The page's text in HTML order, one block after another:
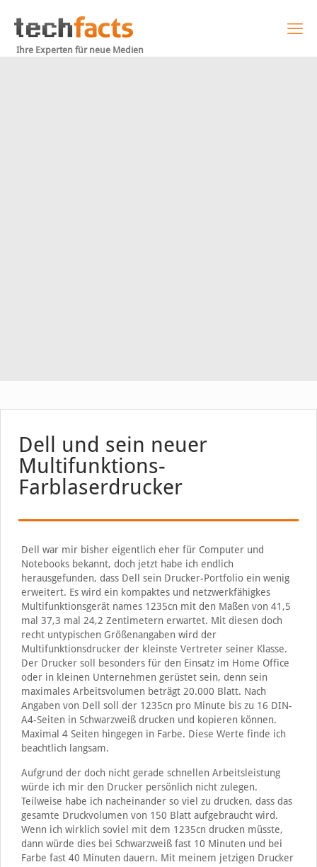
Ihre Experten für neue Medien
Dell und sein neuer
Multifunktions-
Farblaserdrucker
Dell war mir bisher eigentlich eher für Computer und
Notebooks bekannt, doch jetzt habe ich endlich
herausgefunden, dass Dell sein Drucker-Portfolio ein wenig
erweitert. Es wird ein kompaktes und netzwerkfähigkes
Multifunktionsgerät names 1235cn mit den Maßen von 41,5
mal 37,3 mal 24,2 Zentimetern erwartet. Mit diesen doch
recht untypischen Größenangaben wird der
Multifunktionsdrucker der kleinste Vertreter seiner Klasse.
Der Drucker soll besonders für den Einsatz im Home Office
oder in kleinen Unternehmen gerüstet sein, denn sein
maximales Arbeitsvolumen beträgt 20.000 Blatt. Nach
Angaben von Dell soll der 1235cn pro Minute bis zu 16 DIN-
A4-Seiten in Schwarzweiß drucken und kopieren können.
Maximal 4 Seiten hingegen in Farbe. Diese Werte finde ich
beachtlich langsam.
Aufgrund der doch nicht gerade schnellen Arbeitsleistung
würde ich mir den Drucker persönlich nicht zulegen.
Teilweise habe ich nacheinander so viel zu drucken, dass das
gesamte Druckvolumen von 150 Blatt aufgebraucht wird.
Wenn ich wirklich soviel mit dem 1235cn drucken müsste,
dann würde dies bei Schwarzweiß fast 10 Minuten und bei
Farbe fast 40 Minuten dauern. Mit meinem jetzigen Drucker